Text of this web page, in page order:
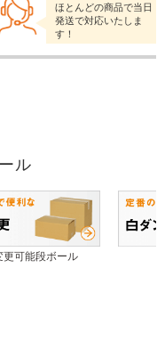
ほとんどの商品で当日
発送で対応いたしま
す！
ル
更可能段ボール